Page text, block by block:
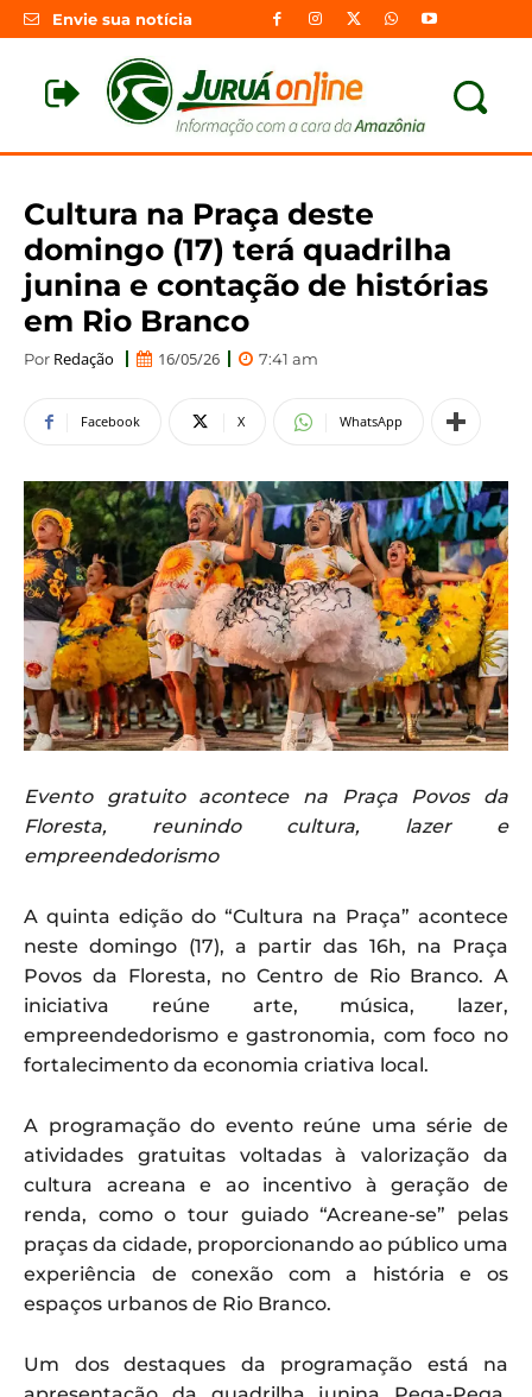
Envie sua notícia
Cultura na Praça deste
domingo (17) terá quadrilha
junina e contação de histórias
em Rio Branco
Por Redação 16/05/26 7:41 am
Facebook X WhatsApp
Evento gratuito acontece na Praça Povos da
Floresta, reunindo cultura, lazer e
empreendedorismo
A quinta edição do “Cultura na Praça” acontece
neste domingo (17), a partir das 16h, na Praça
Povos da Floresta, no Centro de Rio Branco. A
iniciativa reúne arte, música, lazer,
empreendedorismo e gastronomia, com foco no
fortalecimento da economia criativa local.
A programação do evento reúne uma série de
atividades gratuitas voltadas à valorização da
cultura acreana e ao incentivo à geração de
renda, como o tour guiado “Acreane-se” pelas
praças da cidade, proporcionando ao público uma
experiência de conexão com a história e os
espaços urbanos de Rio Branco.
Um dos destaques da programação está na